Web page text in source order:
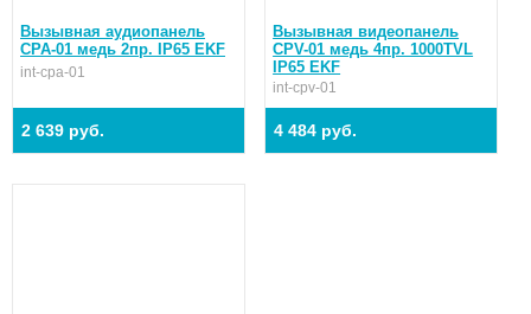
Вызывная аудиопанель
CPA-01 медь 2пр. IP65 EKF
int-cpa-01
2 639 руб.
Вызывная видеопанель
CPV-01 медь 4пр. 1000TVL
IP65 EKF
int-cpv-01
4 484 руб.